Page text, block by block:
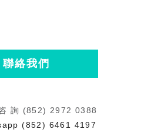
聯絡我們
詢 (852) 2972 0388
(852) 6461 4197